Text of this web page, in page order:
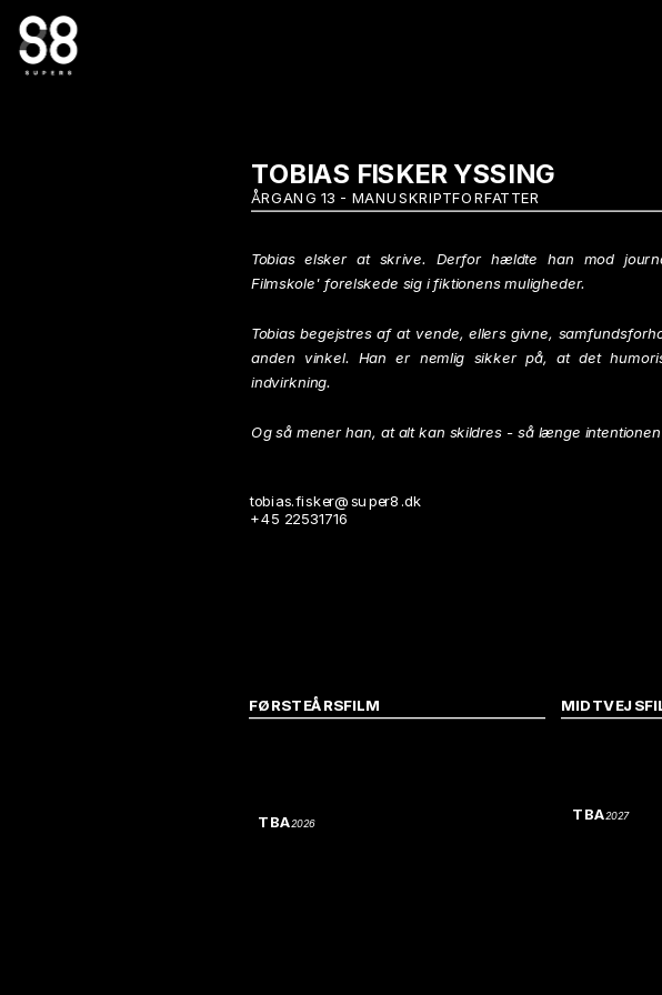
TBA2027
TBA2026
TOBIAS FISKER YSSING
ÅRGANG 13 - MANUSKRIPTFORFATTER
Tobias elsker at skrive. Derfor hældte han mod
Filmskole' forelskede sig i fiktionens muligheder.
Tobias begejstres af at vende, ellers givne,
anden vinkel. Han er nemlig sikker på, at det
indvirkning.
Og så mener han, at alt kan skildres - så længe
tobias.fisker@super8.dk
+45 22531716
FØRSTEÅRSFILM